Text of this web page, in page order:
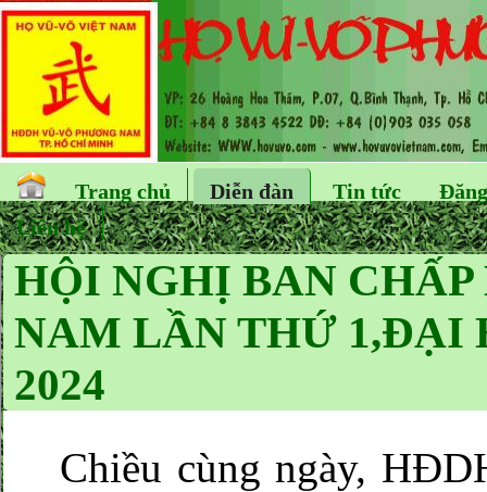
Trang chủ Diễn đàn Tin tức
Liên hệ
HỘI NGHỊ BAN
NAM LẦN THỨ 1,ĐẠI
2024
Chiều cùng ngày,